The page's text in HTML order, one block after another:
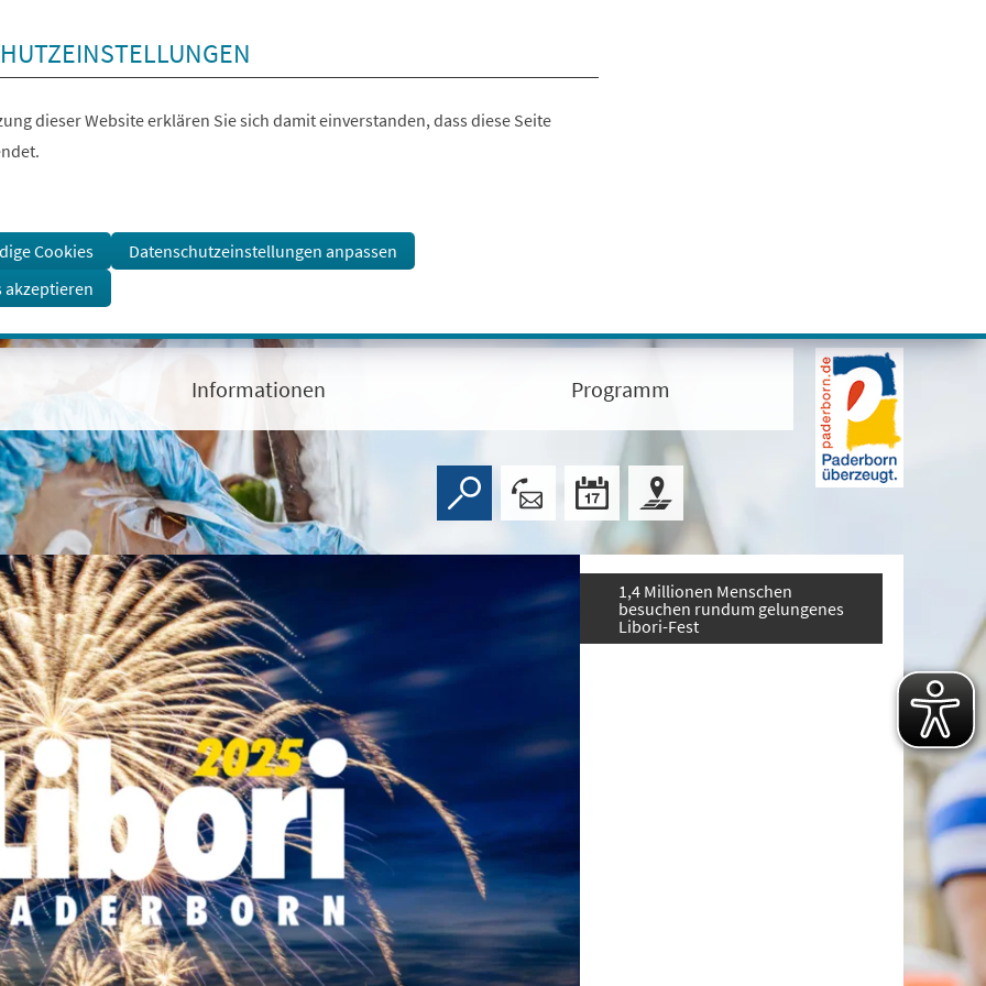
dieser Website erklären Sie sich damit einverstanden, dass diese Seite
Cookies
Datenschutzeinstellungen anpassen
akzeptieren
Informationen Programm
1,4 Millionen Menschen
besuchen rundum gelungenes
Libori-Fest